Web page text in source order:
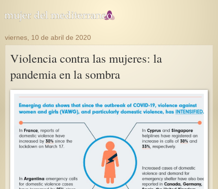
viernes, 10 de abril de 2020
Violencia contra las mujeres: la
pandemia en la sombra